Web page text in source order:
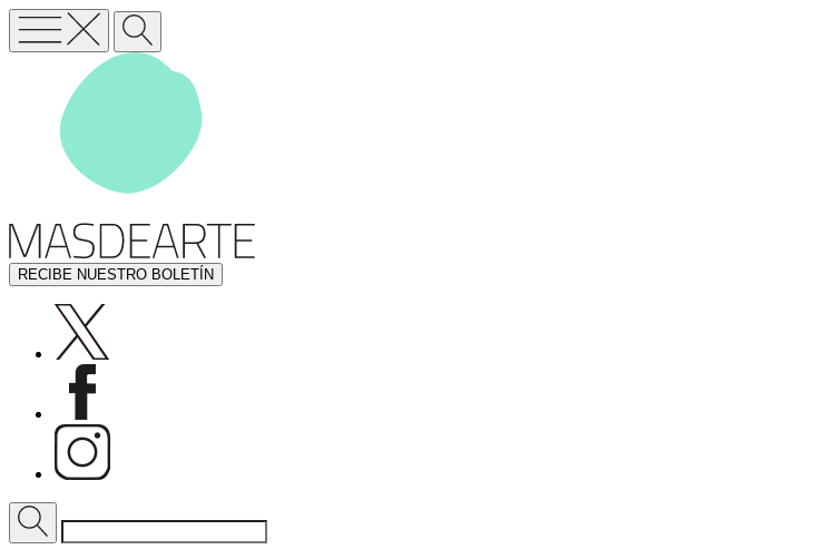
RECIBE NUESTRO BOLETÍN